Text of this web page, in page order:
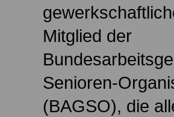
Mitglied der
Senioren-
(BAGSO), die